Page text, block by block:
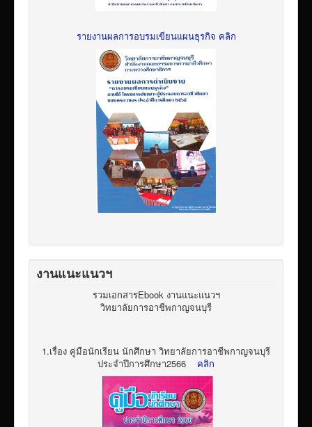
รายงานผลการอบรมเขียนแผนธุรกิจ คลิก
งานแนะแนวฯ
รวมเอกสารEbook งานแนะแนวฯ
วิทยาลัยการอาชีพกาญจนบุรี
1.เรื่อง คู่มือนักเรียน นักศึกษา วิทยาลัยการอาชีพกาญจนบุรี
ประจำปีการศึกษา2566
คลิก